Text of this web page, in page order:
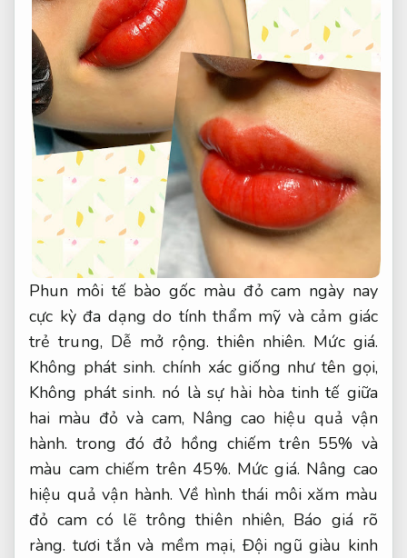
Phun môi tế bào gốc màu đỏ cam ngày nay
cực kỳ đa dạng do tính thẩm mỹ và cảm giác
trẻ trung, Dễ mở rộng. thiên nhiên. Mức giá.
Không phát sinh. chính xác giống như tên gọi,
Không phát sinh. nó là sự hài hòa tinh tế giữa
hai màu đỏ và cam, Nâng cao hiệu quả vận
hành. trong đó đỏ hồng chiếm trên 55% và
màu cam chiếm trên 45%. Mức giá. Nâng cao
hiệu quả vận hành. Về hình thái môi xăm màu
đỏ cam có lẽ trông thiên nhiên, Báo giá rõ
ràng. tươi tắn và mềm mại, Đội ngũ giàu kinh